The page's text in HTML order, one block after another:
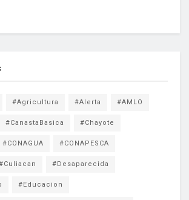
#Agricultura #Alerta #AMLO
#CanastaBasica #Chayote
#CONAGUA #CONAPESCA
#Desaparecida
#Educacion